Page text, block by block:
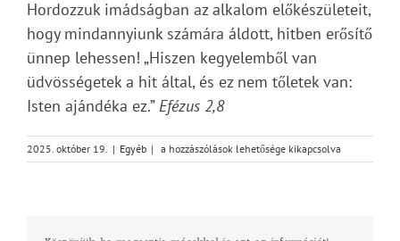
Hordozzuk imádságban az alkalom előkészületeit,
hogy mindannyiunk számára áldott, hitben erősítő
ünnep lehessen! „Hiszen kegyelemből van
üdvösségetek a hit által, és ez nem tőletek van:
Isten ajándéka ez.”Efézus 2,8
2025. október 19. | Egyéb | Gyülekezetünk
ad
a hozzászólások lehetősége kikapcsolva